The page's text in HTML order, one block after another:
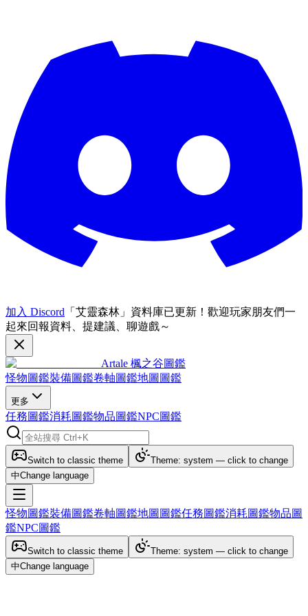
加入 Discord 「艾靈森林」資料庫已更新！歡迎玩家朋友們一
起來回報資料、提建議、聊遊戲～
Artale 楓之谷圖鑑
怪物圖鑑裝備圖鑑卷軸圖鑑地圖圖鑑
更多
任務圖鑑消耗圖鑑物品圖鑑NPC圖鑑
Switch to classic theme
Theme: system — click to change
中Change language
怪物圖鑑裝備圖鑑卷軸圖鑑地圖圖鑑任務圖鑑消耗圖鑑物品圖
鑑NPC圖鑑
Switch to classic theme
Theme: system — click to change
中Change language